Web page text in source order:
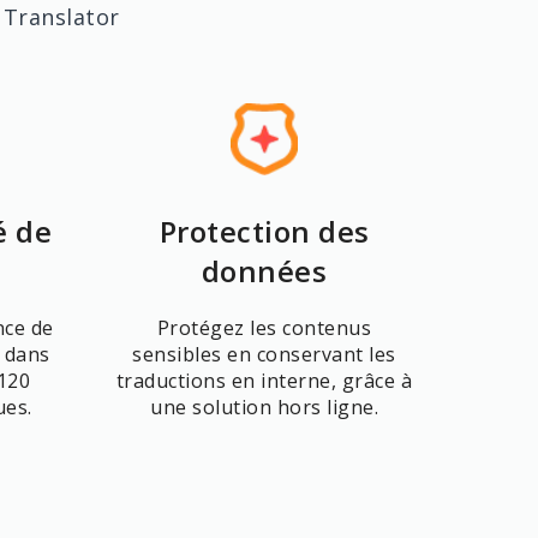
de
de
Protection des
données
Protégez les contenus
sensibles en conservant les
traductions en interne, grâce à
une solution hors ligne.